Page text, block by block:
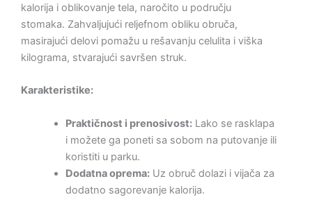
kalorija i oblikovanje tela, naročito u području
stomaka. Zahvaljujući reljefnom obliku obruča,
masirajući delovi pomažu u rešavanju celulita i viška
kilograma, stvarajući savršen struk.
Karakteristike:
Praktičnost i prenosivost:Lako se rasklapa
i možete ga poneti sa sobom na putovanje ili
koristiti u parku.
Dodatna oprema:Uz obruč dolazi i vijača za
dodatno sagorevanje kalorija.